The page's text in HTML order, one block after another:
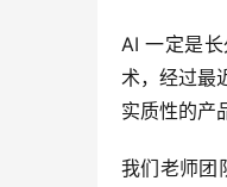
AI 一定是
术，经过最
实质性的产
我们老师团